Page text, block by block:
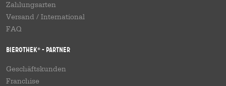
Zahlungsarten
Versand / International
FAQ
Bierothek® - Partner
Geschäftskunden
Franchise